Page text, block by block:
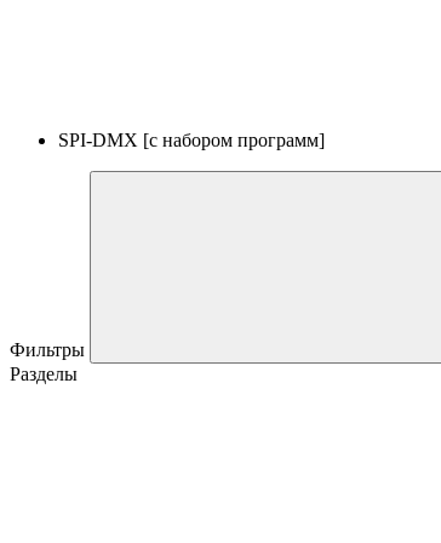
SPI-DMX [с набором программ]
Фильтры
Разделы